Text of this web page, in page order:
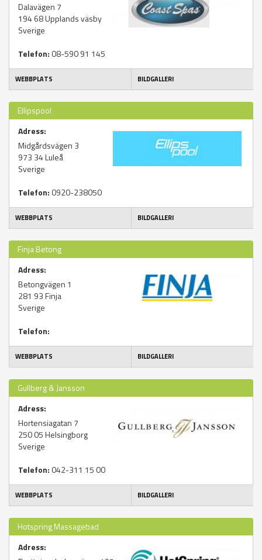
Dalavägen 7
194 68Upplands väsby
Sverige
Telefon: 08-590 91 145
WEBBPLATS BILDGALLERI
Ellipspool
Adress:
Midgårdsvägen 3
973 34Luleå
Sverige
Telefon: 0920-238050
WEBBPLATS BILDGALLERI
Finja Betong
Adress:
Betongvägen 1
281 93Finja
Sverige
Telefon:
WEBBPLATS BILDGALLERI
Gullberg & Jansson
Adress:
Hortensiagatan 7
250 05Helsingborg
Sverige
Telefon: 042-311 15 00
WEBBPLATS BILDGALLERI
Hotspring Massagebad
Adress: